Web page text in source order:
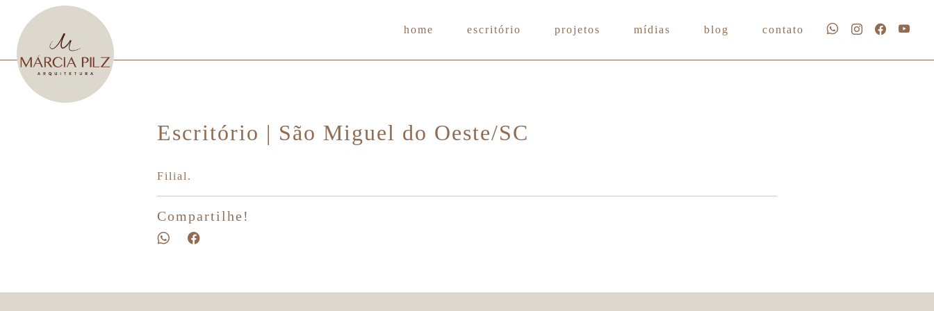
home escritório projetos mídias blog contato
Escritório | São Miguel do Oeste/SC
Filial.
Compartilhe!